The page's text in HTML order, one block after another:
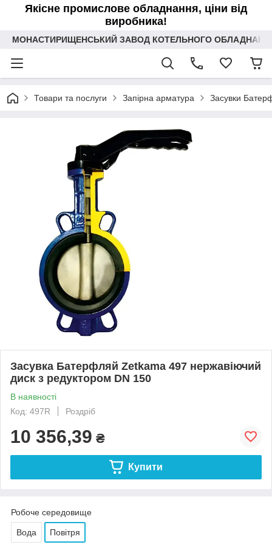
Якісне промислове обладнання, ціни від
виробника!
МОНАСТИРИЩЕНСЬКИЙ ЗАВОД КОТЕЛЬНОГО
Товари та послуги Запірна арматура Засувки
Засувка Батерфляй Zetkama 497 нержавіючий
диск з редуктором DN 150
В наявності
Код: 497R
Роздріб
10 356,39 ₴
Купити
Робоче середовище
Вода Повітря